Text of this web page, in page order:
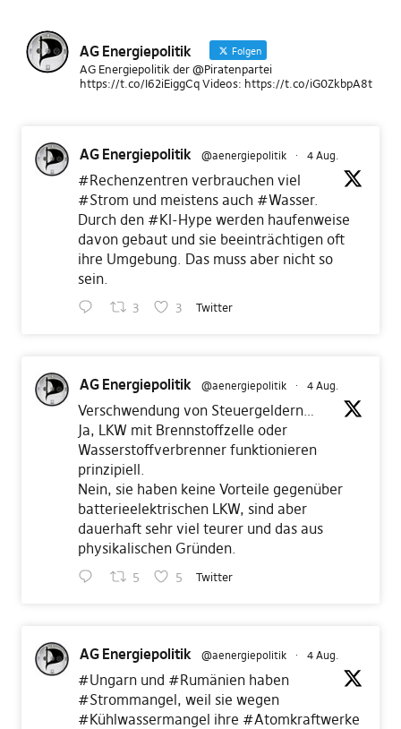
AG Energiepolitik Folgen
AG Energiepolitik der @Piratenpartei
https://t.co/I62iEiggCq Videos: https://t.co/iG0ZkbpA8t
AG Energiepolitik @aenergiepolitik · 4 Aug.
#Rechenzentrenverbrauchen viel
#Strom und meistens auch #Wasser.
Durch den #KI-Hype werden haufenweise
davon gebaut und sie beeinträchtigen oft
ihre Umgebung. Das muss aber nicht so
sein.
3 3 Twitter
AG Energiepolitik @aenergiepolitik · 4 Aug.
Verschwendung von Steuergeldern…
Ja, LKW mit Brennstoffzelle oder
Wasserstoffverbrenner funktionieren
prinzipiell.
Nein, sie haben keine Vorteile gegenüber
batterieelektrischen LKW, sind aber
dauerhaft sehr viel teurer und das aus
physikalischen Gründen.
5 5 Twitter
AG Energiepolitik @aenergiepolitik · 4 Aug.
#Ungarnund #Rumänienhaben
#Strommangel, weil sie wegen
#Kühlwassermangel ihre #Atomkraftwerke